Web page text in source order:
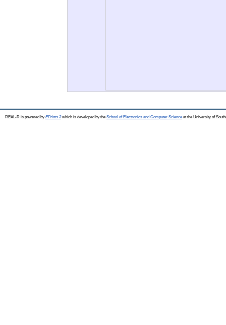
REAL-R is powered by EPrints 3which is developed by the School of Electronics and Computer Science at the University of